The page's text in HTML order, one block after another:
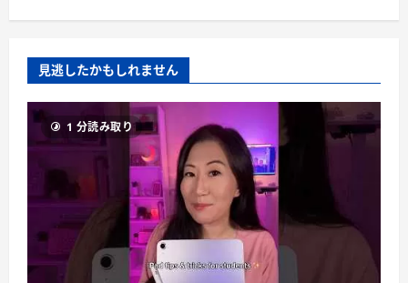
見逃したかもしれません
1 分読み取り